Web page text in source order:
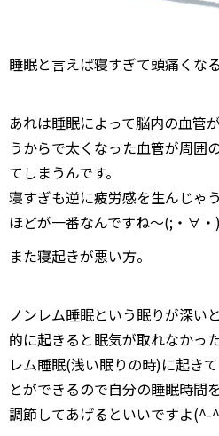
睡眠と言えば寝すぎて頭痛くな
あれは睡眠によって脳内の血管
うからで太くなった血管が周囲
てしまうんです。
寝すぎも逆に疲労感を生んじゃ
ほどが一番なんですね～(;・∀・)
また寝起きが悪い方。
ノンレム睡眠という眠りが深い
的に起きると眠気が取れなかった
レム睡眠(浅い眠りの時)に起き
とができるので自分の睡眠時間
調節してあげるといいですよ(^-